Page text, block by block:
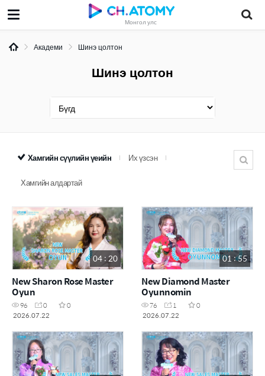
Монгол улс
Академи Шинэ цолтон
Шинэ цолтон
Хамгийн сүүлийн үеийн
Их үзсэн
Хамгийн алдартай
04 : 20
New Sharon Rose Master
Oyun
96 0
0
2026.07.22
01 : 55
New Diamond Master
Oyunnomin
76 1
0
2026.07.22